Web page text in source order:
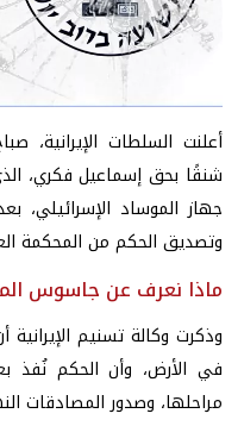
أعلنت السلطات الإيرانية،
شنقًا بحق إسماعيل فكري،
جهاز الموساد الإسرائيلي،
وتصديق الحكم من المحكمة
ماذا نعرف عن جاسوس
وذكرت وكالة تسنيم
في الأرض، وأن الحكم نُفذ
مراحلها، وصدور المصادقات